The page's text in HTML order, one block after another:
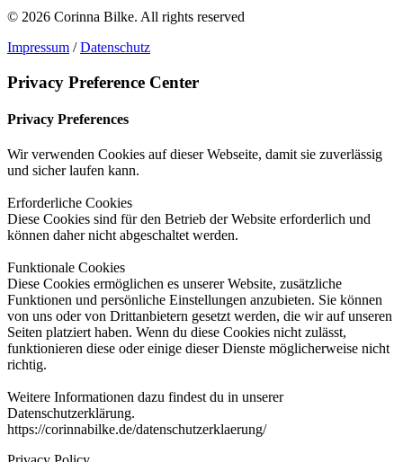
© 2026 Corinna Bilke. All rights reserved
Impressum /Datenschutz
Privacy Preference Center
Privacy Preferences
Wir verwenden Cookies auf dieser Webseite, damit sie zuverlässig
und sicher laufen kann.
Erforderliche Cookies
Diese Cookies sind für den Betrieb der Website erforderlich und
können daher nicht abgeschaltet werden.
Funktionale Cookies
Diese Cookies ermöglichen es unserer Website, zusätzliche
Funktionen und persönliche Einstellungen anzubieten. Sie können
von uns oder von Drittanbietern gesetzt werden, die wir auf unseren
Seiten platziert haben. Wenn du diese Cookies nicht zulässt,
funktionieren diese oder einige dieser Dienste möglicherweise nicht
richtig.
Weitere Informationen dazu findest du in unserer
Datenschutzerklärung.
https://corinnabilke.de/datenschutzerklaerung/